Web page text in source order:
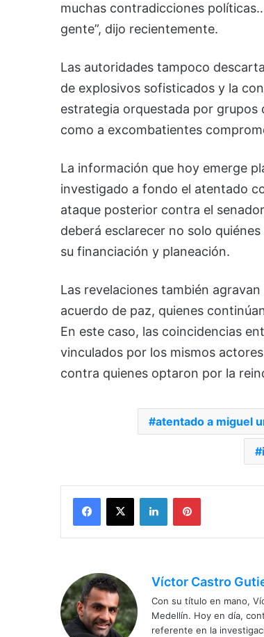
muchas contradicciones
gente”, dijo recientemente.
Las autoridades tampoco
de explosivos sofisticados y la
estrategia orquestada por
como a excombatientes
La información que hoy emerge
investigado a fondo el atentado
ataque posterior contra el
deberá esclarecer no solo
su financiación y planeación.
Las revelaciones también
acuerdo de paz, quienes
En este caso, las coincidencias
vinculados por los mismos
contra quienes optaron por la
atentado a miguel
Facebook
X LinkedInPinterest
Víctor Castro
Con su título en mano,
Medellín. Hoy en día,
referente en la